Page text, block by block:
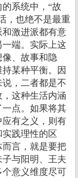
系统中，“故
，也绝不是最重
激进派都有意
端。实际上这
、故事和隐
某种平衡。因
，二者都是不
这种生活内涵
点。如果将其
有之义，则有
践理性的区
言，就是要把
与阳明、王夫
意义维度尽可